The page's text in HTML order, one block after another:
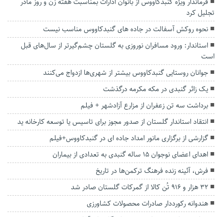
تجلیل کرد
نحوه روکش آسفالت در جاده های گنبدکاووس مناسب نیست
استاندار: ورود مسافران نوروزی به گلستان چشم‌گیرتر از سال‌های قبل
است
جوانان روستایی گنبدکاووس بیشتر از شهری‌ها ازدواج می‌کنند
یک زائر گنبدی در مکه مکرمه درگذشت
برداشت سه تن زعفران از مزارع آزادشهر + فیلم
انتقاد استاندار گلستان از صدور مجوز برای تاسیس یا توسعه کارخانه ید
گزارشی از برگزاری مانور امداد جاده ای در گنبدکاووس+فیلم
اهدای اعضای نوجوان ۱۵ ساله گنبدی به تعدادی از بیماران
فرش، آئینه زنده فرهنگ ترکمن‌ها در تاریخ
۳۲ هزار و ۹۱۶ تُن کالا از گمرکات گلستان صادر شد
هندوانه رکورددار صادرات محصولات کشاورزی